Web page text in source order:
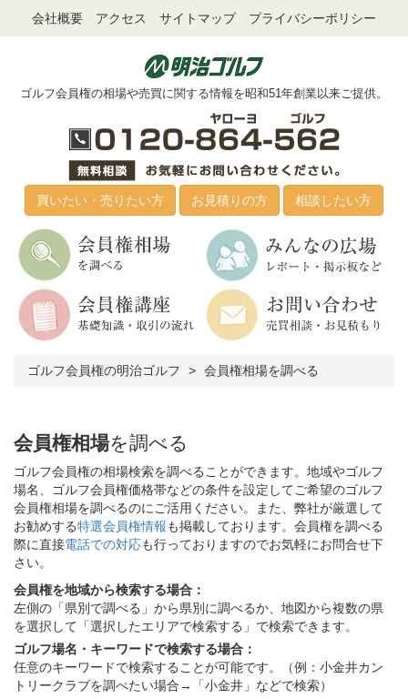
会社概要 アクセス サイトマップ プライバシーポリシー
ゴルフ会員権の相場や売買に関する情報を昭和51年創業以来ご提供。
買いたい・売りたい方 お見積りの方 相談したい方
ゴルフ会員権の明治ゴルフ 会員権相場を調べる
会員権相場を調べる
ゴルフ会員権の相場検索を調べることができます。地域やゴルフ
場名、ゴルフ会員権価格帯などの条件を設定してご希望のゴルフ
会員権相場を調べるのにご活用ください。また、弊社が厳選して
お勧めする特選会員権情報も掲載しております。会員権を調べる
際に直接電話での対応も行っておりますのでお気軽にお問合せ下
さい。
会員権を地域から検索する場合：
左側の「県別で調べる」から県別に調べるか、地図から複数の県
を選択して「選択したエリアで検索する」で検索できます。
ゴルフ場名・キーワードで検索する場合：
任意のキーワードで検索することが可能です。（例：小金井カン
トリークラブを調べたい場合→「小金井」などで検索）